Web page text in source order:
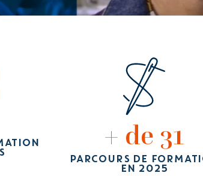
+ de 31
PARCOURS DE
EN 2025